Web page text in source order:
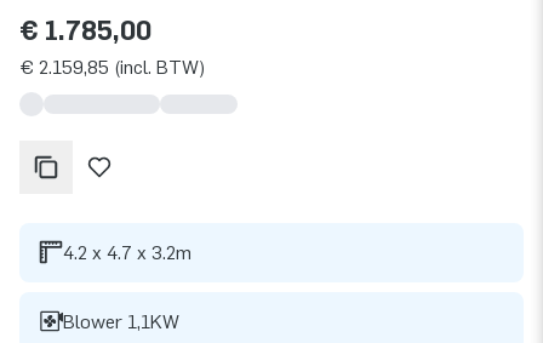
€ 1.785,00
€ 2.159,85 (incl. BTW)
4.2 x 4.7 x 3.2m
Blower 1,1KW